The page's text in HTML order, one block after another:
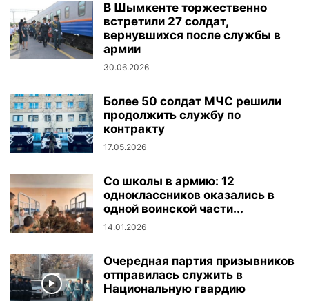
В Шымкенте торжественно
встретили 27 солдат,
вернувшихся после службы в
армии
30.06.2026
Более 50 солдат МЧС решили
продолжить службу по
контракту
17.05.2026
Со школы в армию: 12
одноклассников оказались в
одной воинской части...
14.01.2026
Очередная партия призывников
отправилась служить в
Национальную гвардию